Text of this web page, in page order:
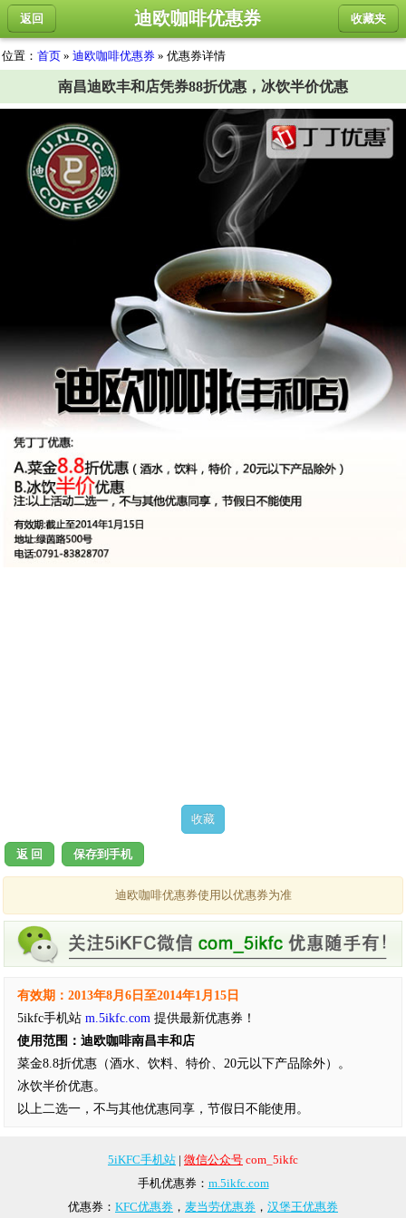
返回 收藏夹
迪欧咖啡优惠券
位置： 首页 » 迪欧咖啡优惠券 » 优惠券详情
南昌迪欧丰和店凭券88折优惠，冰饮半价优惠
返 回 保存到手机
迪欧咖啡优惠券使用以优惠券为准
有效期：2013年8月6日至2014年1月15日
5ikfc手机站 m.5ikfc.com 提供最新优惠券！
使用范围：迪欧咖啡南昌丰和店
菜金8.8折优惠（酒水、饮料、特价、20元以下产品除外）。
冰饮半价优惠。
以上二选一，不与其他优惠同享，节假日不能使用。
5iKFC手机站 | 微信公众号 com_5ikfc
手机优惠券： m.5ikfc.com
优惠券： KFC优惠券 ， 麦当劳优惠券 ， 汉堡王优惠券